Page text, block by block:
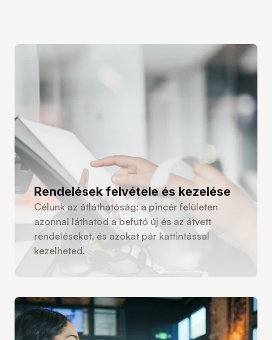
Rendelések felvétele és kezelése
Célunk az átláthatóság: a pincér felületen
azonnal láthatod a befutó új és az átvett
rendeléseket, és azokat pár kattintással
kezelheted.